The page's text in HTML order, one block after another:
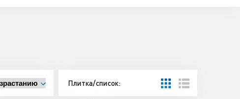
Плитка/список: